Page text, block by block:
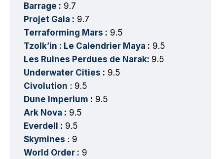
Barrage : 9.7
Projet Gaia : 9.7
Terraforming Mars : 9.5
Tzolk’in : Le Calendrier Maya : 9.5
Les Ruines Perdues de Narak: 9.5
Underwater Cities : 9.5
Civolution : 9.5
Dune Imperium : 9.5
Ark Nova : 9.5
Everdell : 9.5
Skymines : 9
World Order : 9